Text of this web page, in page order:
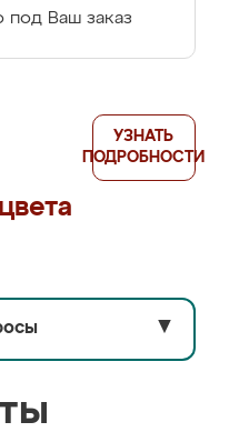
под Ваш заказ
УЗНАТЬ
ПОДРОБНОСТИ
▼